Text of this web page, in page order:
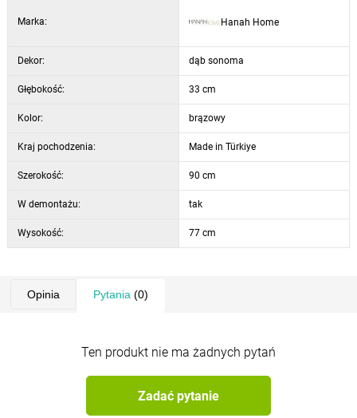
Marka: Hanah Home
Dekor: dąb sonoma
Głębokość: 33 cm
Kolor: brązowy
Kraj pochodzenia: Made in Türkiye
Szerokość: 90 cm
W demontażu: tak
Wysokość: 77 cm
Opinia Pytania (0)
Ten produkt nie ma żadnych pytań
Zadać pytanie